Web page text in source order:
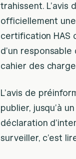
trahissent. L’avis
officiellement
certification HAS
d’un
cahier des
L’avis de
publier, jusqu’à
déclaration
surveiller, c’est